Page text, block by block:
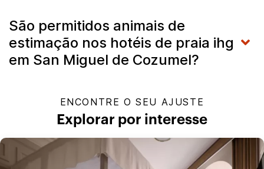
São permitidos animais de
estimação nos hotéis de praia ihg
em San Miguel de Cozumel?
ENCONTRE O SEU AJUSTE
Explorar por interesse